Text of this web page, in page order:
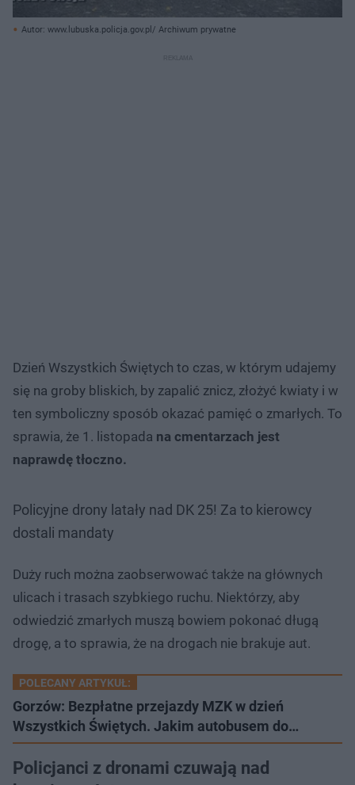
Autor: www.lubuska.policja.gov.pl/ Archiwum prywatne
Dzień Wszystkich Świętych to czas, w którym udajemy
się na groby bliskich, by zapalić znicz, złożyć kwiaty i w
ten symboliczny sposób okazać pamięć o zmarłych. To
sprawia, że 1. listopada na cmentarzach jest
naprawdę tłoczno.
Policyjne drony latały nad DK 25! Za to kierowcy
dostali mandaty
Duży ruch można zaobserwować także na głównych
ulicach i trasach szybkiego ruchu. Niektórzy, aby
odwiedzić zmarłych muszą bowiem pokonać długą
drogę, a to sprawia, że na drogach nie brakuje aut.
POLECANY ARTYKUŁ:
Gorzów: Bezpłatne przejazdy MZK w dzień
Wszystkich Świętych. Jakim autobusem do…
Policjanci z dronami czuwają nad